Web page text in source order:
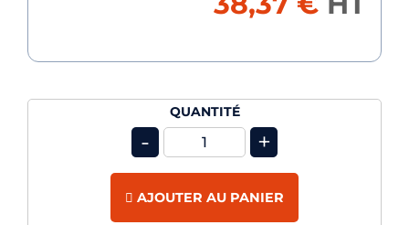
QUANTITÉ
- +
AJOUTER AU PANIER